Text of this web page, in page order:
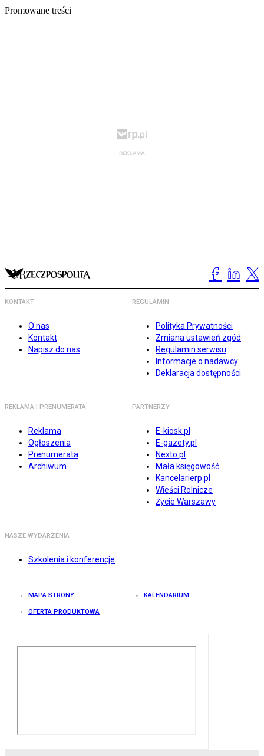
Promowane treści
KONTAKT
O nas
Kontakt
Napisz do nas
REGULAMIN
Polityka Prywatności
Zmiana ustawień zgód
Regulamin serwisu
Informacje o nadawcy
Deklaracja dostępności
REKLAMA I PRENUMERATA
Reklama
Ogłoszenia
Prenumerata
Archiwum
PARTNERZY
E-kiosk.pl
E-gazety.pl
Nexto.pl
Mała księgowość
Kancelarierp.pl
Wieści Rolnicze
Życie Warszawy
NASZE WYDARZENIA
Szkolenia i konferencje
MAPA STRONY KALENDARIUM
OFERTA PRODUKTOWA